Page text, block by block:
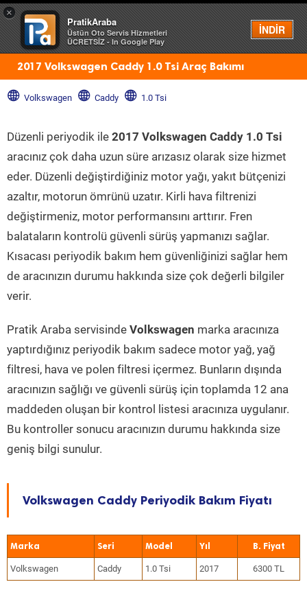
×
PratikAraba
Üstün Oto Servis Hizmetleri
ÜCRETSİZ - In Google Play
İNDİR
Menü
2017 Volkswagen Caddy 1.0 Tsi Araç Bakımı
Volkswagen Caddy 1.0 Tsi
Düzenli periyodik ile 2017 Volkswagen Caddy 1.0 Tsi
aracınız çok daha uzun süre arızasız olarak size hizmet
eder. Düzenli değiştirdiğiniz motor yağı, yakıt bütçenizi
azaltır, motorun ömrünü uzatır. Kirli hava filtrenizi
değiştirmeniz, motor performansını arttırır. Fren
balataların kontrolü güvenli sürüş yapmanızı sağlar.
Kısacası periyodik bakım hem güvenliğinizi sağlar hem
de aracınızın durumu hakkında size çok değerli bilgiler
verir.
Pratik Araba servisinde Volkswagen marka aracınıza
yaptırdığınız periyodik bakım sadece motor yağ, yağ
filtresi, hava ve polen filtresi içermez. Bunların dışında
aracınızın sağlığı ve güvenli sürüş için toplamda 12 ana
maddeden oluşan bir kontrol listesi aracınıza uygulanır.
Bu kontroller sonucu aracınızın durumu hakkında size
geniş bilgi sunulur.
Volkswagen Caddy Periyodik Bakım Fiyatı
Marka Seri Model Yıl
Volkswagen Caddy 1.0 Tsi 2017 6300 TL